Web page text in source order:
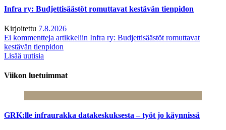
Infra ry: Budjettisäästöt romuttavat kestävän tienpidon
Kirjoitettu 7.8.2026
Ei kommentteja artikkeliin Infra ry: Budjettisäästöt romuttavat
kestävän tienpidon
Lisää uutisia
Viikon luetuimmat
GRK:lle infraurakka datakeskuksesta – työt jo käynnissä